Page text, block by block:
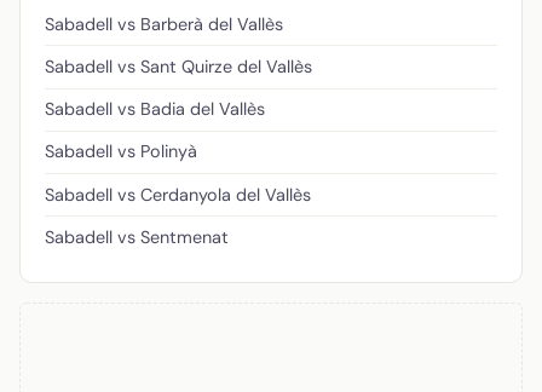
Sabadell vs Barberà del Vallès
Sabadell vs Sant Quirze del Vallès
Sabadell vs Badia del Vallès
Sabadell vs Polinyà
Sabadell vs Cerdanyola del Vallès
Sabadell vs Sentmenat